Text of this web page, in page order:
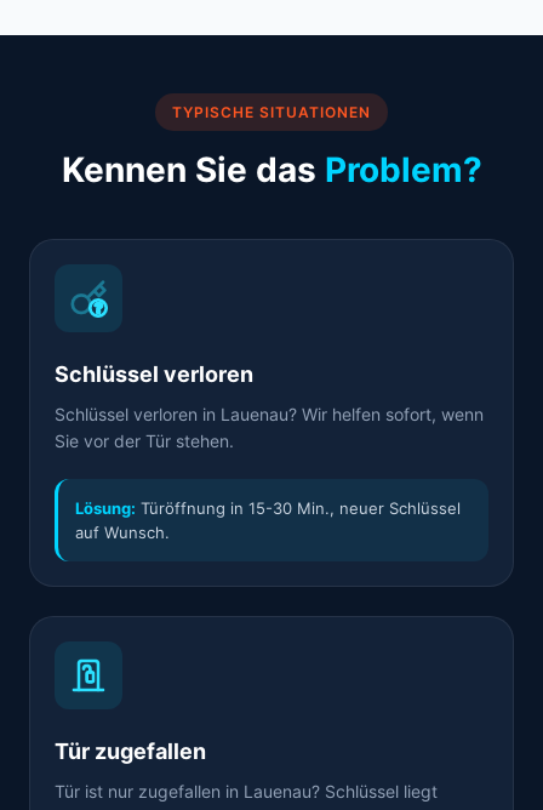
TYPISCHE SITUATIONEN
Kennen Sie das Problem?
Schlüssel verloren
Schlüssel verloren in Lauenau? Wir helfen sofort, wenn
Sie vor der Tür stehen.
Lösung: Türöffnung in 15-30 Min., neuer Schlüssel
auf Wunsch.
Tür zugefallen
Tür ist nur zugefallen in Lauenau? Schlüssel liegt